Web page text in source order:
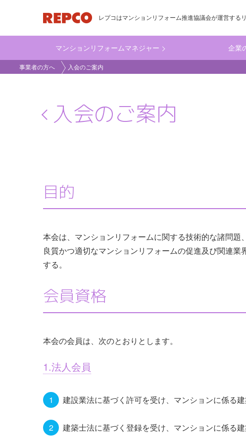
ン
ン
テ
レプコはマンションリフォーム推進協議会が運営する
main_business
マンションリフォームマネジャー 企業
事業者の方へ 入会のご案内
入会のご案内
目的
本会は、マンションリフォームに関する技術的な諸問題
良質かつ適切なマンションリフォームの促進及び関連
する。
会員資格
本会の会員は、次のとおりとします。
1.法人会員
建設業法に基づく許可を受け、マンションに係る
建築士法に基づく登録を受け、マンションに係る